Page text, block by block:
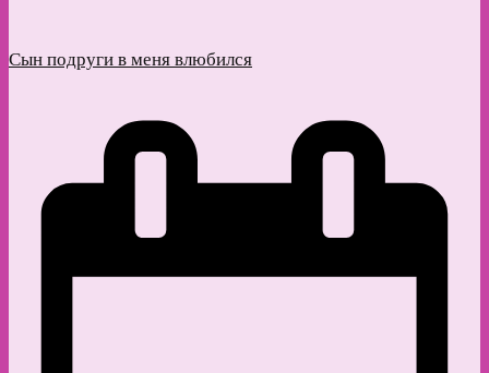
Сын подруги в меня влюбился